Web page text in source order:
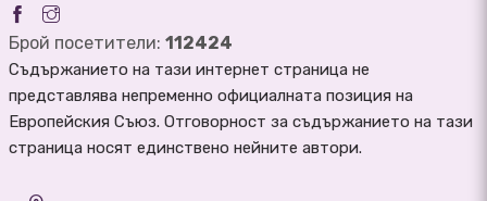
Брой посетители: 112424
Съдържанието на тази интернет страница не
представлява непременно официалната позиция на
Европейския Съюз. Отговорност за съдържанието на тази
страница носят единствено нейните автори.